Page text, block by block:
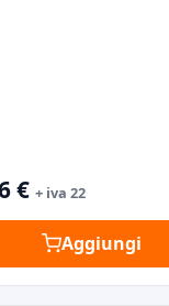
€ + iva 22
Aggiungi